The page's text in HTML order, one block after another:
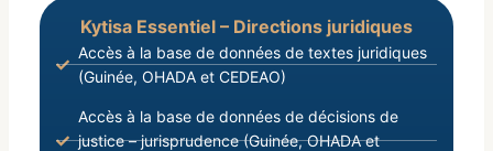
Kytisa Essentiel – Directions juridiques
Accès à la base de données de textes juridiques
(Guinée, OHADA et CEDEAO)
Accès à la base de données de décisions de
justice – jurisprudence (Guinée, OHADA et